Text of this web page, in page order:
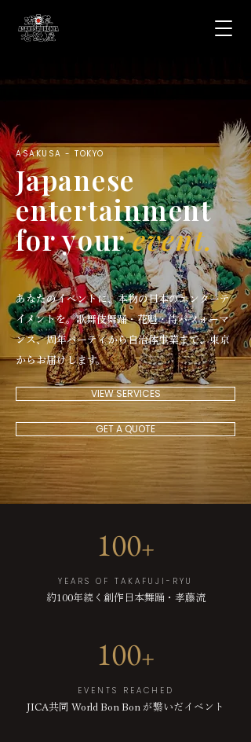
ASAKUSA - TOKYO
Japanese
entertainment
for yourevent.
あなたのイベントに、本物の日本のエンターテ
イメントを。歌舞伎舞踊・花魁・侍パフォーマ
ンス、周年パーティから自治体事業まで、東京
からお届けします。
VIEW SERVICES
GET A QUOTE
100+
YEARS OF TAKAFUJI-RYU
約100年続く創作日本舞踊・孝藤流
100+
EVENTS REACHED
JICA共同 World Bon Bon が繋いだイベント